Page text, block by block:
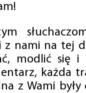
nami na tej
modlić się i
każda
z Wami były